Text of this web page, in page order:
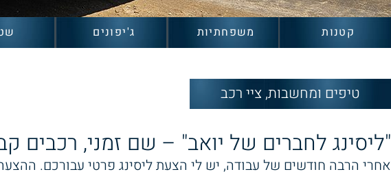
קטנות משפחתיות ג'יפונים
טיפים ומחשבות,ציי רכב
"ליסינג לחברים של יואב" – שם זמני, רכבים
אחרי הרבה חודשים של עבודה, יש לי הצעת ליסינג פרטי עבורכם.